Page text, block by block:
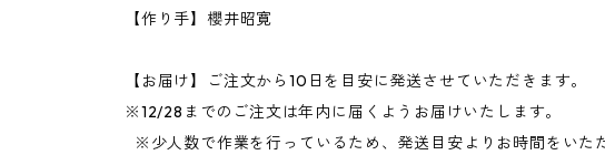
【作り手】櫻井昭寛
【お届け】ご注文から10日を目安に発送させていただきます。
※12/28までのご注文は年内に届くようお届けいたします。
※少人数で作業を行っているため、発送目安よりお時間をいた